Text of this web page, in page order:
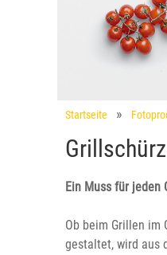
Startseite
Ein Muss für jeden
Ob beim Grillen im
gestaltet, wird aus